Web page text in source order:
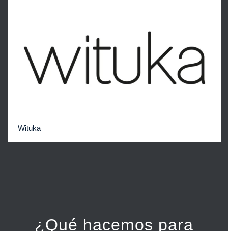
Wituka
¿Qué hacemos para